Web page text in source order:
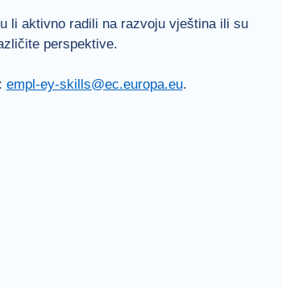
li aktivno radili na razvoju vještina ili su
perspektive.
empl-ey-skills@ec.europa.eu.